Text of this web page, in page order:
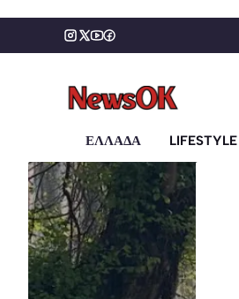
περιεχόμενο
ΕΛΛΑΔΑ LIFESTYLE